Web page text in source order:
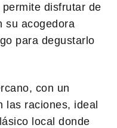
disfrutar de
su acogedora
para degustarlo
con un
las raciones, ideal
local donde